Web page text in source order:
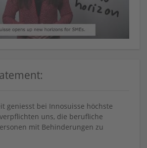
geniesst bei Innosuisse höchste
uns, die berufliche
mit Behinderungen zu